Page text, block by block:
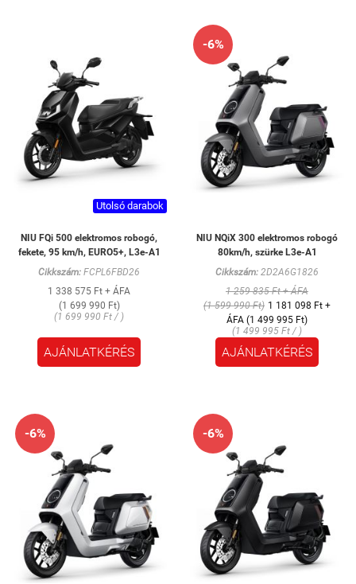
Utolsó darabok
NIU FQi 500 elektromos robogó,
fekete, 95 km/h, EURO5+, L3e-A1
Cikkszám: FCPL6FBD26
1 338 575 Ft + ÁFA
(1 699 990 Ft)
(1 699 990 Ft / )
AJÁNLATKÉRÉS
-6%
NIU NQiX 300 elektromos robogó
80km/h, szürke L3e-A1
Cikkszám: 2D2A6G1826
1 259 835 Ft + ÁFA
(1 599 990 Ft) 1 181 098 Ft +
ÁFA (1 499 995 Ft)
(1 499 995 Ft / )
AJÁNLATKÉRÉS
-6% -6%